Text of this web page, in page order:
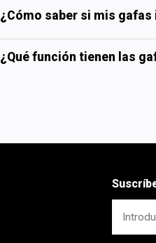
¿Cómo saber si mis
¿Qué función tienen las